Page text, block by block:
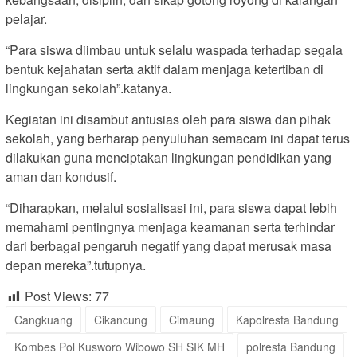
pelajar.
“Para siswa diimbau untuk selalu waspada terhadap segala
bentuk kejahatan serta aktif dalam menjaga ketertiban di
lingkungan sekolah”.katanya.
Kegiatan ini disambut antusias oleh para siswa dan pihak
sekolah, yang berharap penyuluhan semacam ini dapat terus
dilakukan guna menciptakan lingkungan pendidikan yang
aman dan kondusif.
“Diharapkan, melalui sosialisasi ini, para siswa dapat lebih
memahami pentingnya menjaga keamanan serta terhindar
dari berbagai pengaruh negatif yang dapat merusak masa
depan mereka”.tutupnya.
Post Views: 77
Cangkuang Cikancung Cimaung
Kapolresta Bandung
Kombes Pol Kusworo Wibowo SH SIK MH
polresta Bandung